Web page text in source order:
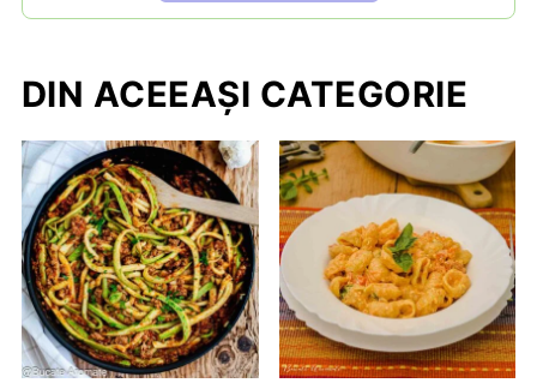
DIN ACEEAȘI CATEGORIE